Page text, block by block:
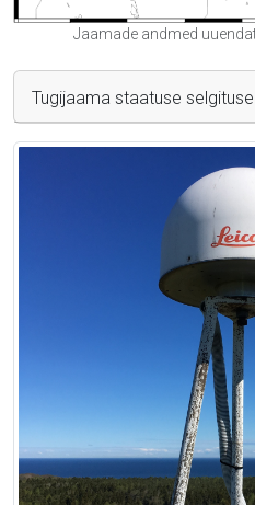
Jaamade andmed
Tugijaama staatuse